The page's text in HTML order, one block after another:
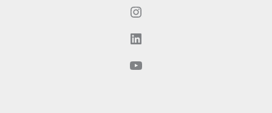
Instagram
LinkedIn
YouTube